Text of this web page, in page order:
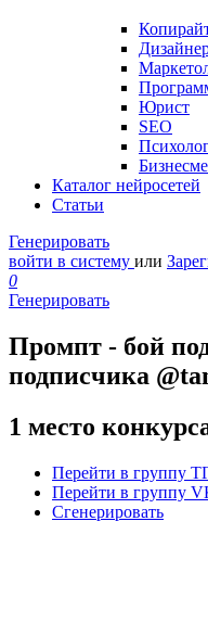
Юрист
SEO
Каталог нейросетей
Статьи
Генерировать
войти в систему или
0
Генерировать
Промпт - бой
подписчика
1 место
Перейти в группу
Перейти в группу
Сгенерировать